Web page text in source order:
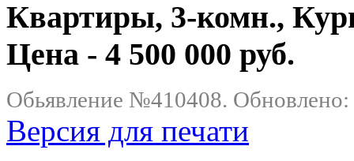
Квартиры, 3-комн.,
Цена - 4 500 000 руб.
Обьявление №410408.
Версия для печати